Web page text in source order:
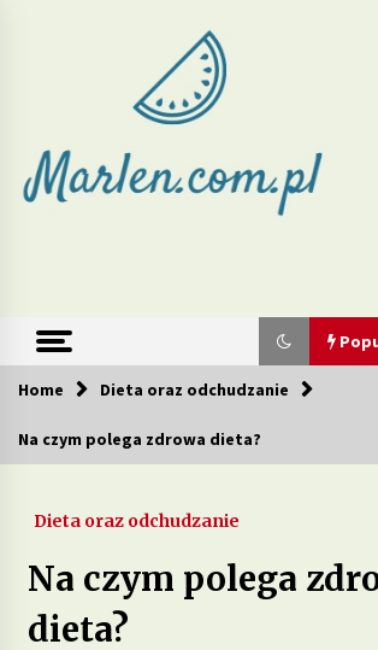
i
Popularne teraz
2 tygodnie ago
Jakie są zalety stosowania
produktach pełnoziarnistych?
Home Dieta oraz odchudzanie
Na czym polega zdrowa dieta?
Dieta oraz odchudzanie
Na czym polega
dieta?